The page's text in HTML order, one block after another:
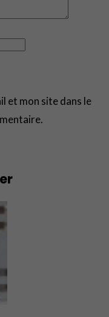
et mon site dans le